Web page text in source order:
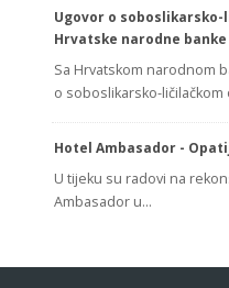
Ugovor o
Hrvatske narodne banke
Sa Hrvatskom narodnom
o soboslikarsko-
Hotel Ambasador -
U tijeku su radovi na
Ambasador u…